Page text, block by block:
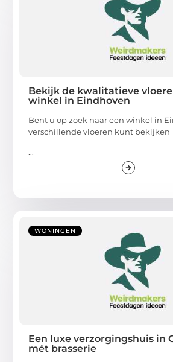
Bekijk de kwalitatieve
winkel in Eindhoven
Bent u op zoek naar een winkel in
verschillende vloeren kunt bekijken
...
WONINGEN
Een luxe verzorgingshuis in
mét brasserie